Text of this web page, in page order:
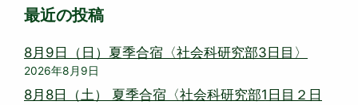
最近の投稿
8月9日（日）夏季合宿〈社会科研究部3日目〉
2026年8月9日
8月8日（土） 夏季合宿〈社会科研究部1日目２日